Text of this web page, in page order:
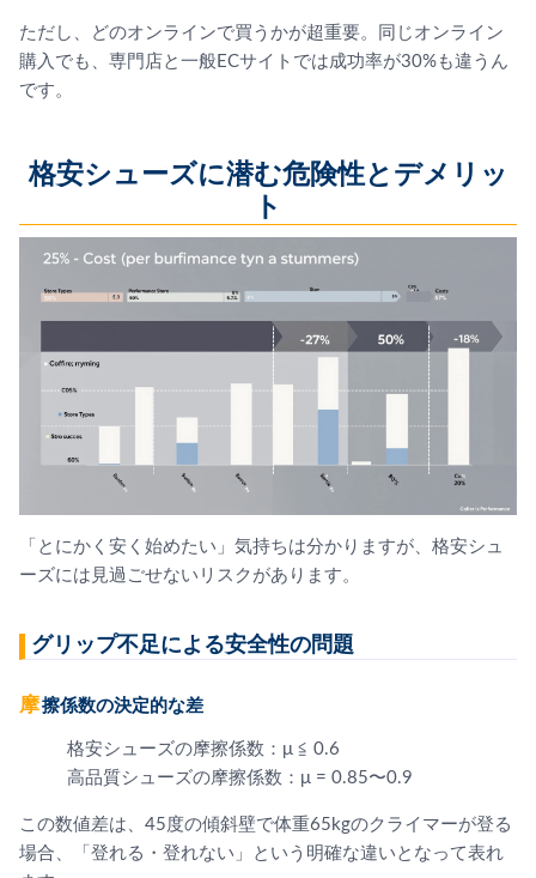
ただし、どのオンラインで買うかが超重要。同じオンライン
購入でも、専門店と一般ECサイトでは成功率が30%も違うん
です。
格安シューズに潜む危険性とデメリッ
ト
「とにかく安く始めたい」気持ちは分かりますが、格安シュ
ーズには見過ごせないリスクがあります。
グリップ不足による安全性の問題
摩擦係数の決定的な差
格安シューズの摩擦係数：μ ≦ 0.6
高品質シューズの摩擦係数：μ = 0.85〜0.9
この数値差は、45度の傾斜壁で体重65kgのクライマーが登る
場合、「登れる・登れない」という明確な違いとなって表れ